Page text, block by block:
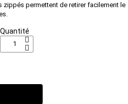
permettent de retirer facilement le
Quantité